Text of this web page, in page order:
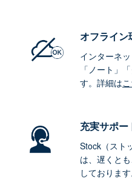
オフライン
インターネ
「ノート」
す。詳細は
充実サポー
Stock（スト
は、遅くと
しております